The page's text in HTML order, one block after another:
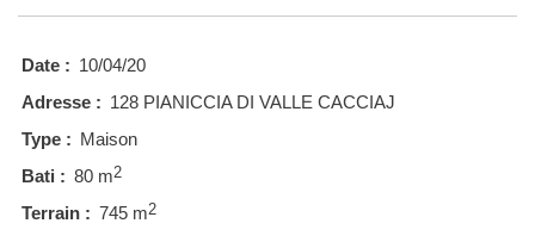
Date : 10/04/20
Adresse : 128 PIANICCIA DI VALLE CACCIAJ
Type : Maison
Bati : 80 m2
Terrain : 745 m2